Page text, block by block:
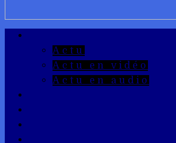
Actu
Actu en vidéo
Actu en audio